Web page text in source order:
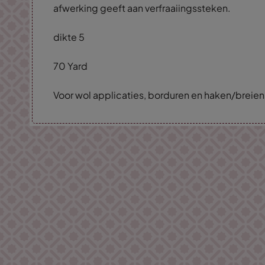
afwerking geeft aan verfraaiingssteken.
dikte 5
70 Yard
Voor wol applicaties, borduren en haken/